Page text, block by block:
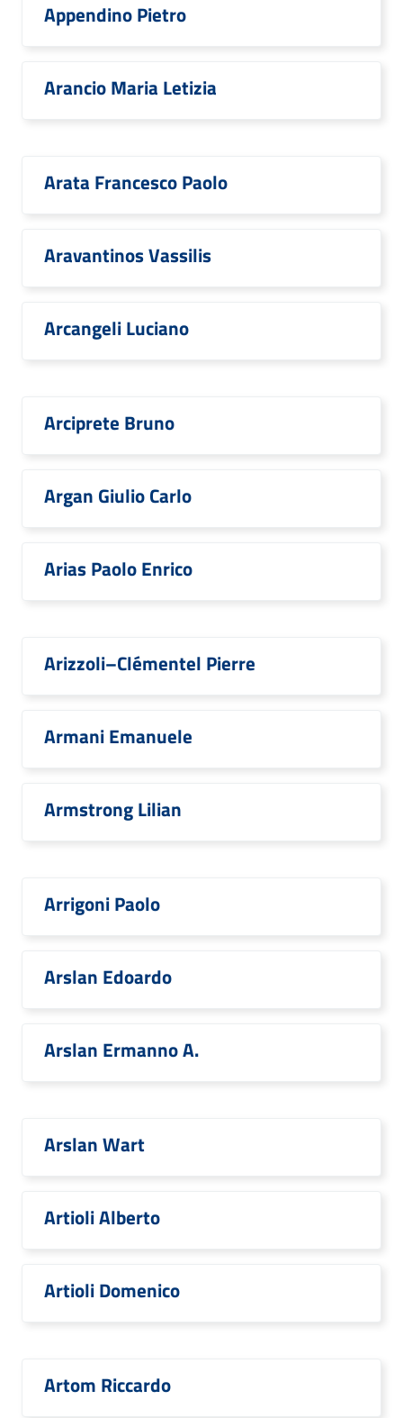
Appendino Pietro
Arancio Maria Letizia
Arata Francesco Paolo
Aravantinos Vassilis
Arcangeli Luciano
Arciprete Bruno
Argan Giulio Carlo
Arias Paolo Enrico
Arizzoli–Clémentel Pierre
Armani Emanuele
Armstrong Lilian
Arrigoni Paolo
Arslan Edoardo
Arslan Ermanno A.
Arslan Wart
Artioli Alberto
Artioli Domenico
Artom Riccardo